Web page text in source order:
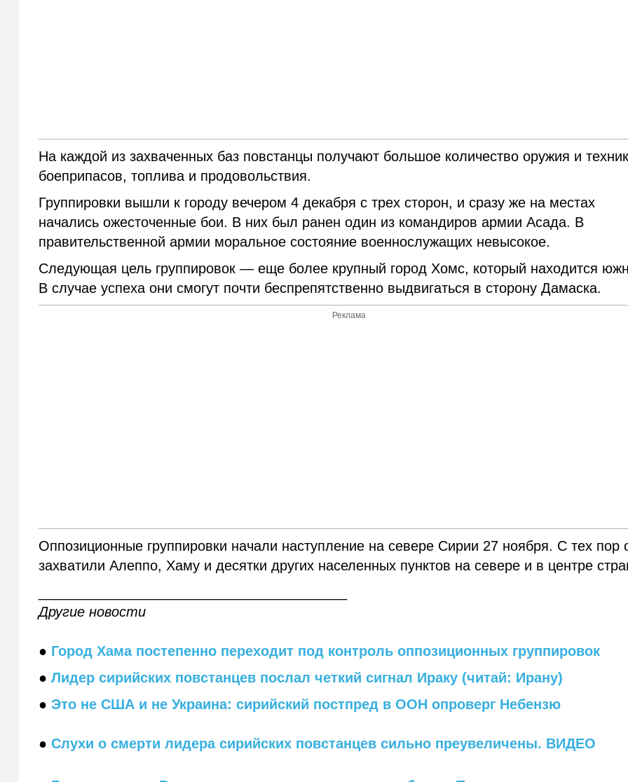
На каждой из захваченных баз повстанцы получают большое количество оружия и
боеприпасов, топлива и продовольствия.
Группировки вышли к городу вечером 4 декабря с трех сторон, и сразу же на местах
начались ожесточенные бои. В них был ранен один из командиров армии Асада. В
правительственной армии моральное состояние военнослужащих невысокое.
Следующая цель группировок — еще более крупный город Хомс, который находится
В случае успеха они смогут почти беспрепятственно выдвигаться в сторону Дамаска.
Реклама
Оппозиционные группировки начали наступление на севере Сирии 27 ноября. С тех пор
захватили Алеппо, Хаму и десятки других населенных пунктов на севере и в центре
Другие новости
● Город Хама постепенно переходит под контроль оппозиционных группировок
● Лидер сирийских повстанцев послал четкий сигнал Ираку (читай: Ирану)
●Это не США и не Украина: сирийский постпред в ООН опроверг Небензю
● Слухи о смерти лидера сирийских повстанцев сильно преувеличены. ВИДЕО